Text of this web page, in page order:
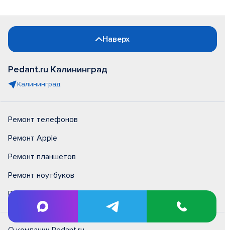
Наверх
Pedant.ru Калининград
Калининград
Ремонт телефонов
Ремонт Apple
Ремонт планшетов
Ремонт ноутбуков
Ремонт компьютеров